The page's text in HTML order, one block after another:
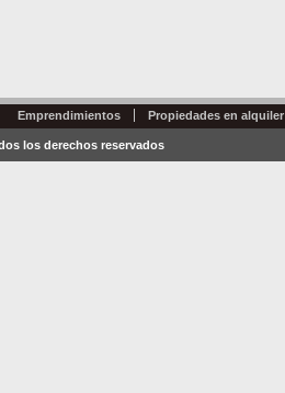
Emprendimientos Propiedades en alquiler
los derechos reservados